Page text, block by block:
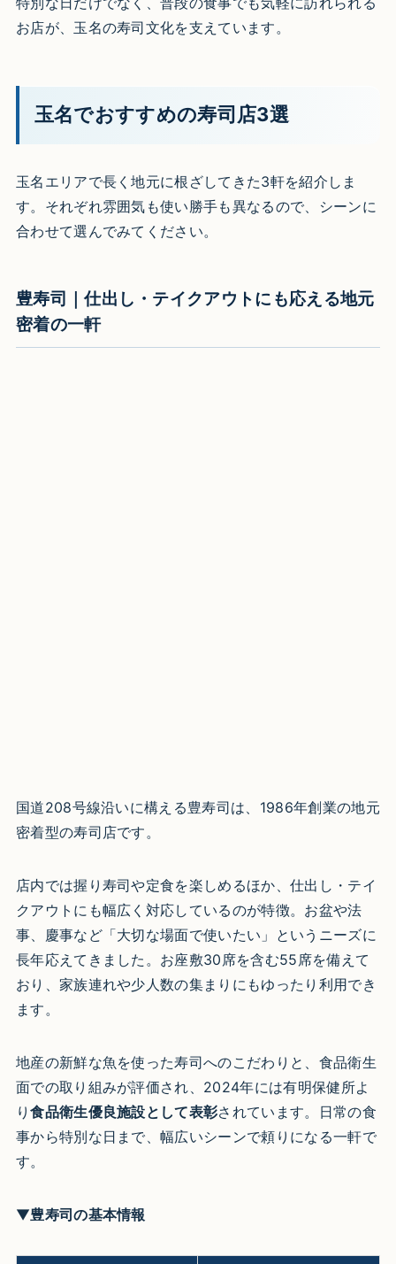
お店が、玉名の寿司文化を支えています。
玉名でおすすめの寿司店3選
玉名エリアで長く地元に根ざしてきた3軒を紹介しま
す。それぞれ雰囲気も使い勝手も異なるので、シーンに
合わせて選んでみてください。
豊寿司｜仕出し・テイクアウトにも応える地元
密着の一軒
国道208号線沿いに構える豊寿司は、1986年創業の地元
密着型の寿司店です。
店内では握り寿司や定食を楽しめるほか、仕出し・テイ
クアウトにも幅広く対応しているのが特徴。お盆や法
事、慶事など「大切な場面で使いたい」というニーズに
長年応えてきました。お座敷30席を含む55席を備えて
おり、家族連れや少人数の集まりにもゆったり利用でき
ます。
地産の新鮮な魚を使った寿司へのこだわりと、食品衛生
面での取り組みが評価され、2024年には有明保健所よ
り食品衛生優良施設として表彰されています。日常の食
事から特別な日まで、幅広いシーンで頼りになる一軒で
す。
▼豊寿司の基本情報